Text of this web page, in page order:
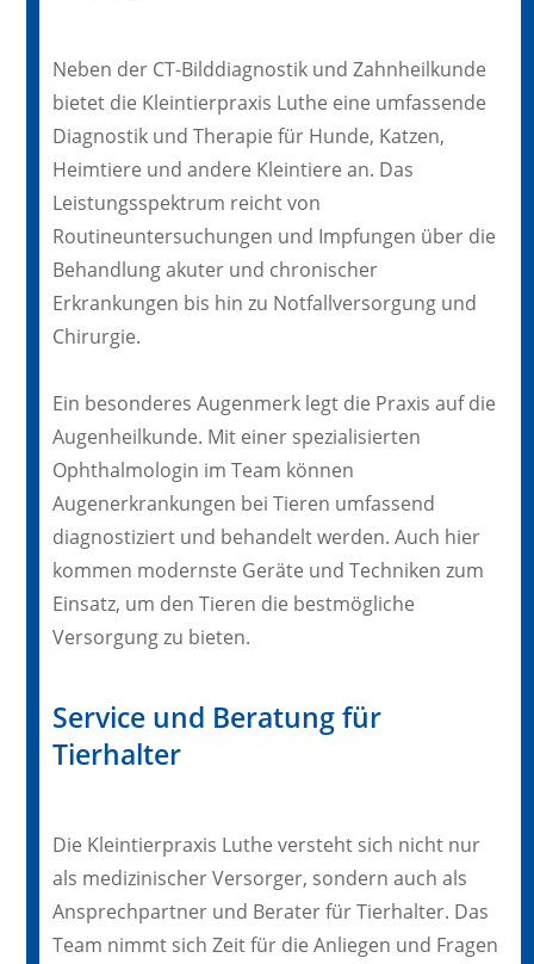
Neben der CT-Bilddiagnostik und Zahnheilkunde
bietet die Kleintierpraxis Luthe eine umfassende
Diagnostik und Therapie für Hunde, Katzen,
Heimtiere und andere Kleintiere an. Das
Leistungsspektrum reicht von
Routineuntersuchungen und Impfungen über die
Behandlung akuter und chronischer
Erkrankungen bis hin zu Notfallversorgung und
Chirurgie.
Ein besonderes Augenmerk legt die Praxis auf die
Augenheilkunde. Mit einer spezialisierten
Ophthalmologin im Team können
Augenerkrankungen bei Tieren umfassend
diagnostiziert und behandelt werden. Auch hier
kommen modernste Geräte und Techniken zum
Einsatz, um den Tieren die bestmögliche
Versorgung zu bieten.
Service und Beratung für
Tierhalter
Die Kleintierpraxis Luthe versteht sich nicht nur
als medizinischer Versorger, sondern auch als
Ansprechpartner und Berater für Tierhalter. Das
Team nimmt sich Zeit für die Anliegen und Fragen